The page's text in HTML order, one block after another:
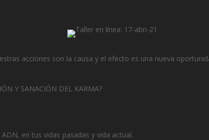
acciones son la causa y el efecto es una nueva
Y SANACIÓN DEL KARMA?
en tus vidas pasadas y vida actual.